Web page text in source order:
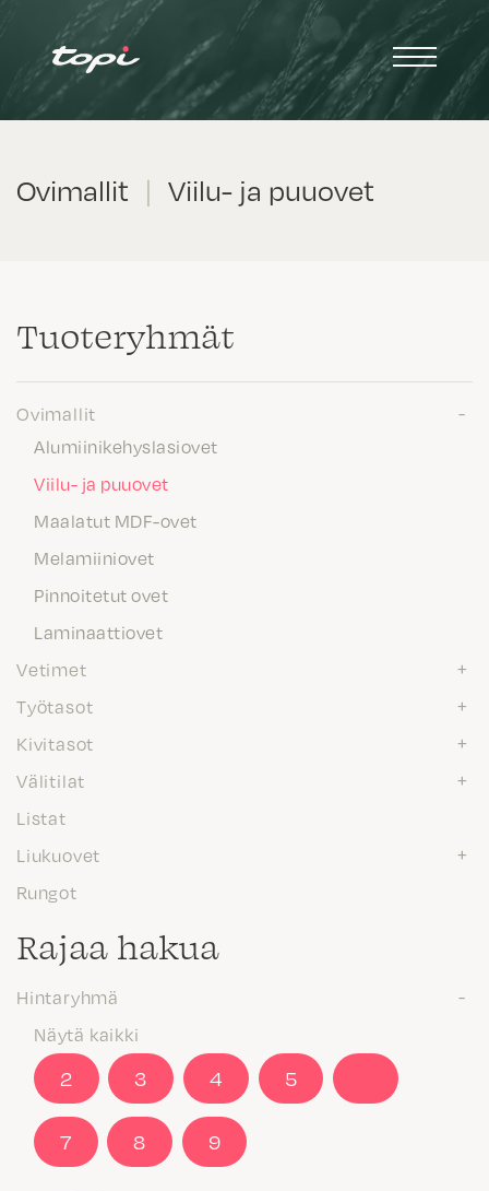
Ovimallit | Viilu- ja puuovet
Tuote­ryhmät
Ovimallit
Alumiinikehyslasiovet
Viilu- ja puuovet
Maalatut MDF-ovet
Melamiiniovet
Pinnoitetut ovet
Laminaattiovet
Vetimet
Työtasot
Kivitasot
Välitilat
Listat
Liukuovet
Rungot
Rajaa hakua
Hintaryhmä
Näytä kaikki
2 3 4 5
7 8 9